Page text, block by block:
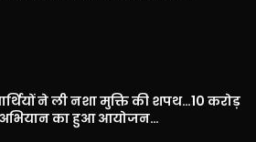
ने ली नशा मुक्ति की शपथ…10 करोड़
का हुआ आयोजन…